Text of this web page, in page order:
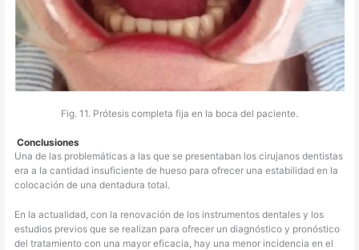
Fig. 11. Prótesis completa fija en la boca del paciente.
Conclusiones
Una de las problemáticas a las que se presentaban los cirujanos dentistas
era a la cantidad insuficiente de hueso para ofrecer una estabilidad en la
colocación de una dentadura total.
En la actualidad, con la renovación de los instrumentos dentales y los
estudios previos que se realizan para ofrecer un diagnóstico y pronóstico
del tratamiento con una mayor eficacia, hay una menor incidencia en el